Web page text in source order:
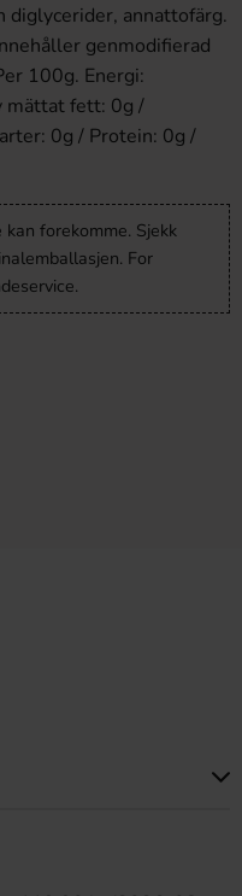
annattofärg.
genmodifierad
100g. Energi:
mättat fett: 0g /
0g / Protein: 0g /
forekomme. Sjekk
For